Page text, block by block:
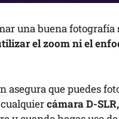
una buena fotografía
el zoom ni el
asegura que puedes
cámaraD-